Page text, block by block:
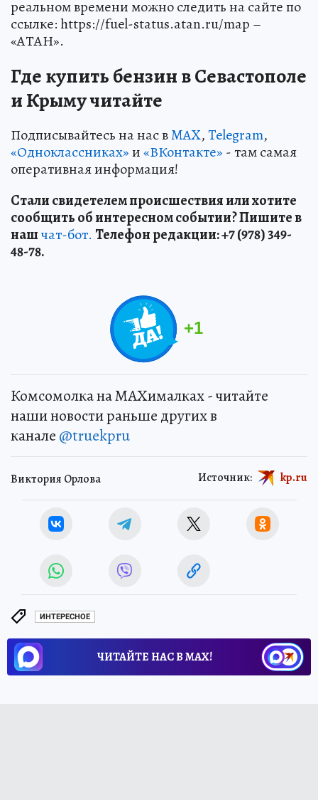
реальном времени можно следить на сайте по
ссылке: https://fuel-status.atan.ru/map –
«АТАН».
Где купить бензин в Севастополе
и Крыму читайте
Подписывайтесь на нас вMAX,Telegram,
«Одноклассниках»и«ВКонтакте» - там самая
оперативная информация!
Стали свидетелем происшествия или хотите
сообщить об интересном событии? Пишите в
нашчат-бот. Телефон редакции: +7 (978) 349-
48-78.
+1
Комсомолка на MAXималках - читайте
наши новости раньше других в
канале @truekpru
Виктория Орлова Источник: kp.ru
ИНТЕРЕСНОЕ
ЧИТАЙТЕ НАС В МАХ!